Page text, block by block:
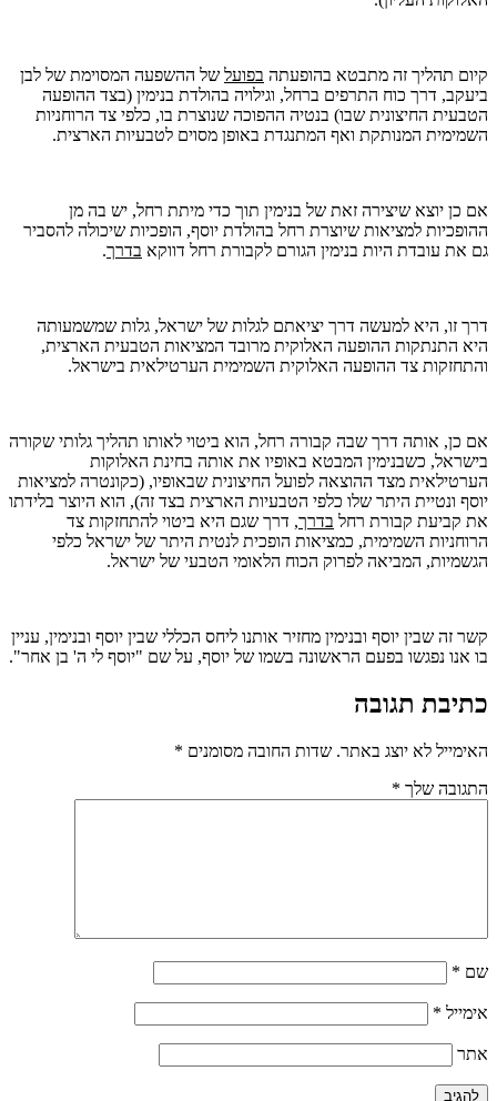
קיום תהליך זה מתבטא בהופעתה בפועל של ההשפעה המסוימת של לבן
ביעקב, דרך כוח התרפים ברחל, וגילויה בהולדת בנימין (בצד ההופעה
הטבעית החיצונית שבו) בנטיה ההפוכה שנוצרת בו, כלפי צד הרוחניות
השמימית המנותקת ואף המתנגדת באופן מסוים לטבעיות הארצית.
אם כן יוצא שיצירה זאת של בנימין תוך כדי מיתת רחל, יש בה מן
ההופכיות למציאות שיוצרת רחל בהולדת יוסף, הופכיות שיכולה להסביר
גם את עובדת היות בנימין הגורם לקבורת רחל דווקא בדרך.
דרך זו, היא למעשה דרך יציאתם לגלות של ישראל, גלות שמשמעותה
היא התנתקות ההופעה האלוקית מרובד המציאות הטבעית הארצית,
והתחזקות צד ההופעה האלוקית השמימית הערטילאית בישראל.
אם כן, אותה דרך שבה קבורה רחל, הוא ביטוי לאותו תהליך גלותי שקורה
בישראל, כשבנימין המבטא באופיו את אותה בחינת האלוקות
הערטילאית מצד ההוצאה לפועל החיצונית שבאופיו, (כקונטרה למציאות
יוסף ונטיית היתר שלו כלפי הטבעיות הארצית בצד זה), הוא היוצר בלידתו
את קביעת קבורת רחל בדרך, דרך שגם היא ביטוי להתחזקות צד
הרוחניות השמימית, כמציאות הופכית לנטית היתר של ישראל כלפי
הגשמיות, המביאה לפרוק הכוח הלאומי הטבעי של ישראל.
קשר זה שבין יוסף ובנימין מחזיר אותנו ליחס הכללי שבין יוסף ובנימין, עניין
בו אנו נפגשו בפעם הראשונה בשמו של יוסף, על שם "יוסף לי ה' בן אחר".
כתיבת תגובה
האימייל לא יוצג באתר. שדות החובה מסומנים *
התגובה שלך *
שם *
אימייל *
אתר